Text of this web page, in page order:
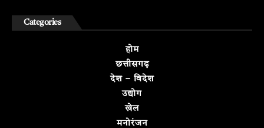
Categories
होम
छत्तीसगढ़
देश – विदेश
उद्योग
खेल
मनोरंजन